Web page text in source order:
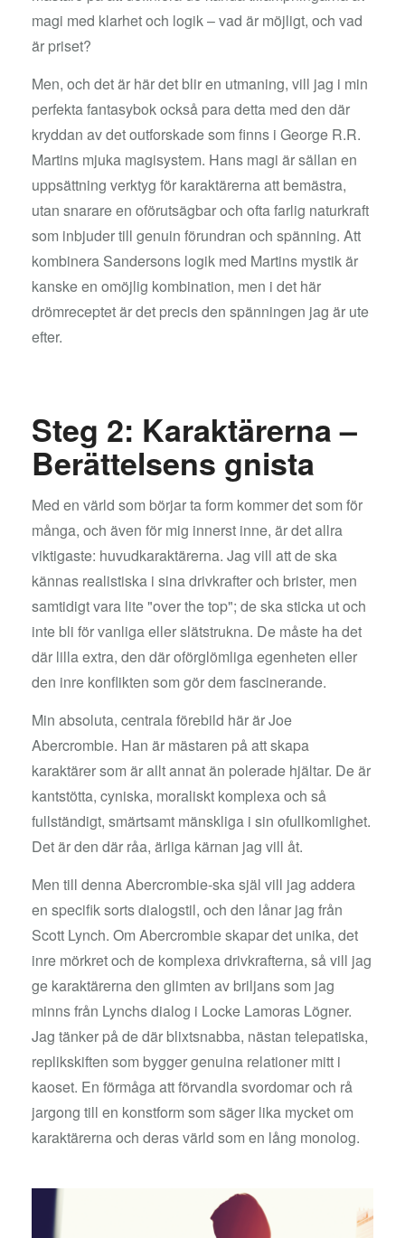
magi med klarhet och logik – vad är möjligt, och vad
är priset?
Men, och det är här det blir en utmaning, vill jag i min
perfekta fantasybok också para detta med den där
kryddan av det outforskade som finns i George R.R.
Martins mjuka magisystem. Hans magi är sällan en
uppsättning verktyg för karaktärerna att bemästra,
utan snarare en oförutsägbar och ofta farlig naturkraft
som inbjuder till genuin förundran och spänning. Att
kombinera Sandersons logik med Martins mystik är
kanske en omöjlig kombination, men i det här
drömreceptet är det precis den spänningen jag är ute
efter.
Steg 2: Karaktärerna –
Berättelsens gnista
Med en värld som börjar ta form kommer det som för
många, och även för mig innerst inne, är det allra
viktigaste: huvudkaraktärerna. Jag vill att de ska
kännas realistiska i sina drivkrafter och brister, men
samtidigt vara lite "over the top"; de ska sticka ut och
inte bli för vanliga eller slätstrukna. De måste ha det
där lilla extra, den där oförglömliga egenheten eller
den inre konflikten som gör dem fascinerande.
Min absoluta, centrala förebild här är Joe
Abercrombie. Han är mästaren på att skapa
karaktärer som är allt annat än polerade hjältar. De är
kantstötta, cyniska, moraliskt komplexa och så
fullständigt, smärtsamt mänskliga i sin ofullkomlighet.
Det är den där råa, ärliga kärnan jag vill åt.
Men till denna Abercrombie-ska själ vill jag addera
en specifik sorts dialogstil, och den lånar jag från
Scott Lynch. Om Abercrombie skapar det unika, det
inre mörkret och de komplexa drivkrafterna, så vill jag
ge karaktärerna den glimten av briljans som jag
minns från Lynchs dialog i Locke Lamoras Lögner.
Jag tänker på de där blixtsnabba, nästan telepatiska,
replikskiften som bygger genuina relationer mitt i
kaoset. En förmåga att förvandla svordomar och rå
jargong till en konstform som säger lika mycket om
karaktärerna och deras värld som en lång monolog.